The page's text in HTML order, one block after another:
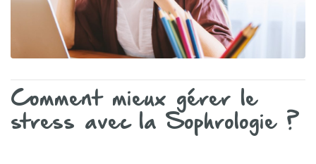
Comment mieux gérer le
stress avec la Sophrologie ?